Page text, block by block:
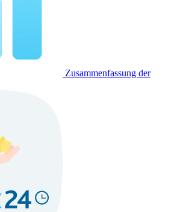
Zusammenfassung der